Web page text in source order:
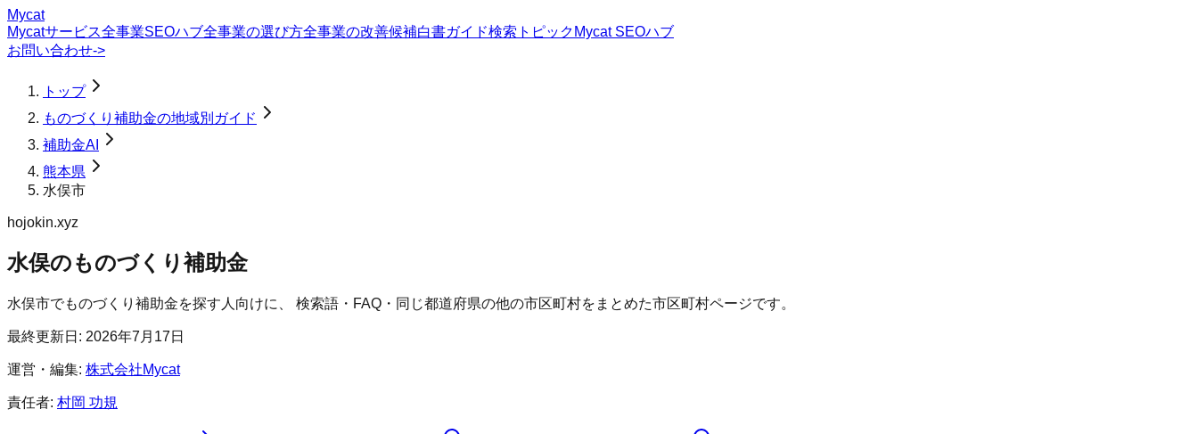
Mycat
Mycatサービス全事業SEOハブ全事業の選び方全事業の改善候補白書ガイド検索トピック Mycat SEOハブ
お問い合わせ->
トップ
ものづくり補助金の地域別ガイド
補助金AI
熊本県
水俣市
hojokin.xyz
水俣のものづくり補助金
水俣市でものづくり補助金を探す人向けに、 検索語・FAQ・同じ都道府県の他の市区町村をまとめた市区町村ページです。
最終更新日: 2026年7月17日
運営・編集: 株式会社Mycat
責任者: 村岡 功規